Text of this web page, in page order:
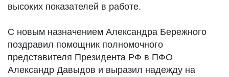
высоких показателей в работе.
С новым назначением Александра Бережного
поздравил помощник полномочного
представителя Президента РФ в ПФО
Александр Давыдов и выразил надежду на